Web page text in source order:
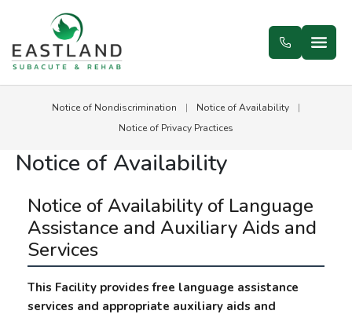
Notice of Nondiscrimination | Notice of Availability
|
Notice of Privacy Practices
Notice of Availability
Notice of Availability of Language
Assistance and Auxiliary Aids and
Services
This Facility provides free language assistance
services and appropriate auxiliary aids and